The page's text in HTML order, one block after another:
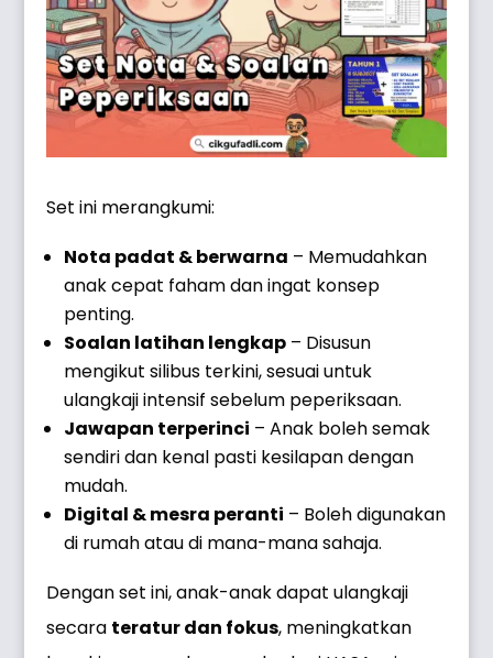
Set ini merangkumi:
Nota padat & berwarna – Memudahkan
anak cepat faham dan ingat konsep
penting.
Soalan latihan lengkap – Disusun
mengikut silibus terkini, sesuai untuk
ulangkaji intensif sebelum peperiksaan.
Jawapan terperinci – Anak boleh semak
sendiri dan kenal pasti kesilapan dengan
mudah.
Digital & mesra peranti – Boleh digunakan
di rumah atau di mana-mana sahaja.
Dengan set ini, anak-anak dapat ulangkaji
secara teratur dan fokus, meningkatkan